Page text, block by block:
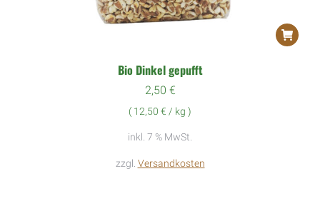
Bio Dinkel gepufft
2,50 €
( 12,50 € / kg )
inkl. 7 % MwSt.
zzgl. Versandkosten